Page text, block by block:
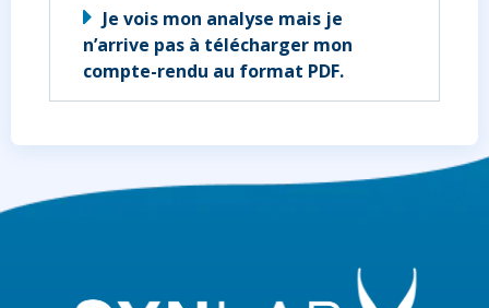
Je vois mon analyse mais je
n’arrive pas à télécharger mon
compte-rendu au format PDF.